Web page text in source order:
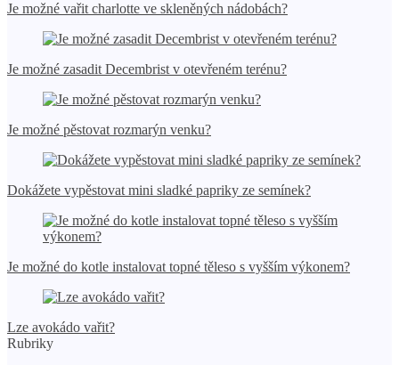
Je možné vařit charlotte ve skleněných nádobách?
Je možné zasadit Decembrist v otevřeném terénu?
Je možné pěstovat rozmarýn venku?
Dokážete vypěstovat mini sladké papriky ze semínek?
Je možné do kotle instalovat topné těleso s vyšším výkonem?
Lze avokádo vařit?
Rubriky